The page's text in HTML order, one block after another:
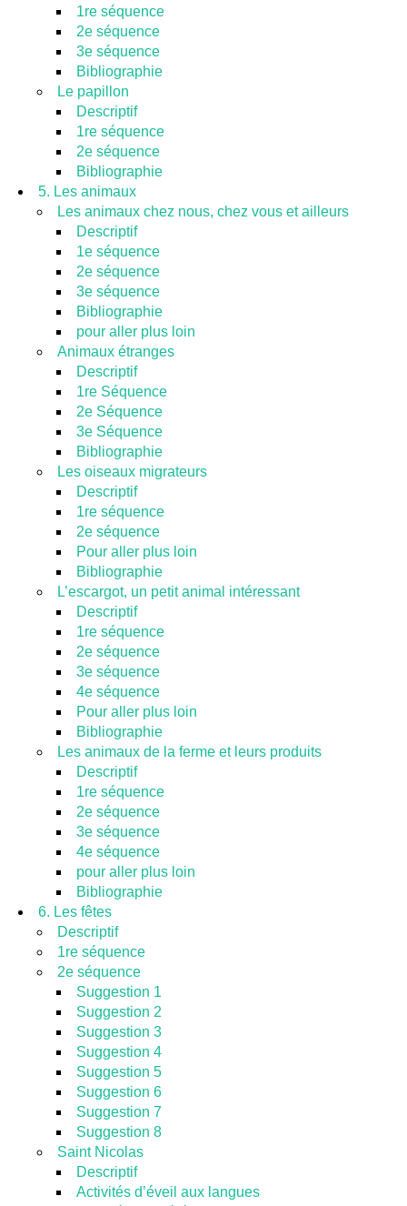
1re séquence
2e séquence
3e séquence
Bibliographie
Le papillon
Descriptif
1re séquence
2e séquence
Bibliographie
5. Les animaux
Les animaux chez nous, chez vous et ailleurs
Descriptif
1e séquence
2e séquence
3e séquence
Bibliographie
pour aller plus loin
Animaux étranges
Descriptif
1re Séquence
2e Séquence
3e Séquence
Bibliographie
Les oiseaux migrateurs
Descriptif
1re séquence
2e séquence
Pour aller plus loin
Bibliographie
L’escargot, un petit animal intéressant
Descriptif
1re séquence
2e séquence
3e séquence
4e séquence
Pour aller plus loin
Bibliographie
Les animaux de la ferme et leurs produits
Descriptif
1re séquence
2e séquence
3e séquence
4e séquence
pour aller plus loin
Bibliographie
6. Les fêtes
Descriptif
1re séquence
2e séquence
Suggestion 1
Suggestion 2
Suggestion 3
Suggestion 4
Suggestion 5
Suggestion 6
Suggestion 7
Suggestion 8
Saint Nicolas
Descriptif
Activités d’éveil aux langues